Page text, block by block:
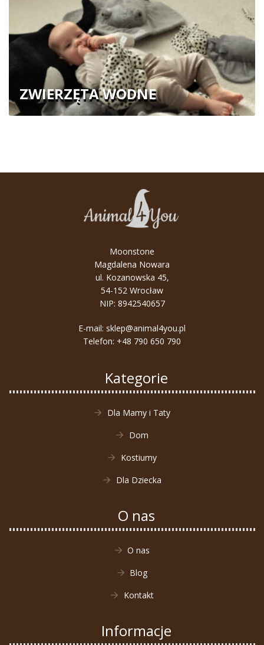
ZWIERZĘTA WODNE
Moonstone
Magdalena Nowara
ul. Kozanowska 45,
54-152 Wrocław
NIP: 8942540657
E-mail: sklep@animal4you.pl
Telefon: +48 790 650 790
Kategorie
Dla Mamy i Taty
Dom
Kostiumy
Dla Dziecka
O nas
O nas
Blog
Kontakt
Informacje